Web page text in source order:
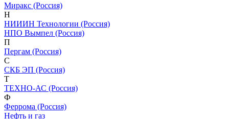
Миракс (Россия)
Н
НИИИН Технологии (Россия)
НПО Вымпел (Россия)
П
Пергам (Россия)
С
СКБ ЭП (Россия)
Т
ТЕХНО-АС (Россия)
Ф
Феррома (Россия)
Нефть и газ